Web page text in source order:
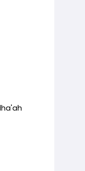
kad